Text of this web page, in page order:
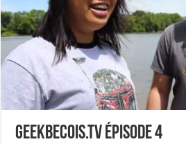
Geekbecois.TV Épisode 4